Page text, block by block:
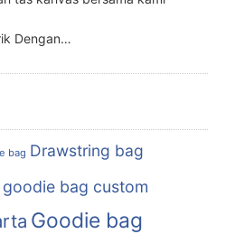
Dengan…
bag Drawstring bag
goodie bag custom
Goodie bag